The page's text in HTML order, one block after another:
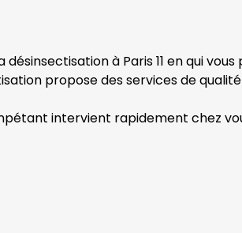
à Paris 11 en qui vous
propose des services de
intervient rapidement chez